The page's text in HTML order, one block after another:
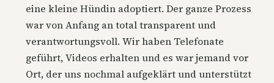
eine kleine Hündin adoptiert. Der ganze Prozess
war von Anfang an total transparent und
verantwortungsvoll. Wir haben Telefonate
geführt, Videos erhalten und es war jemand vor
Ort, der uns nochmal aufgeklärt und unterstützt